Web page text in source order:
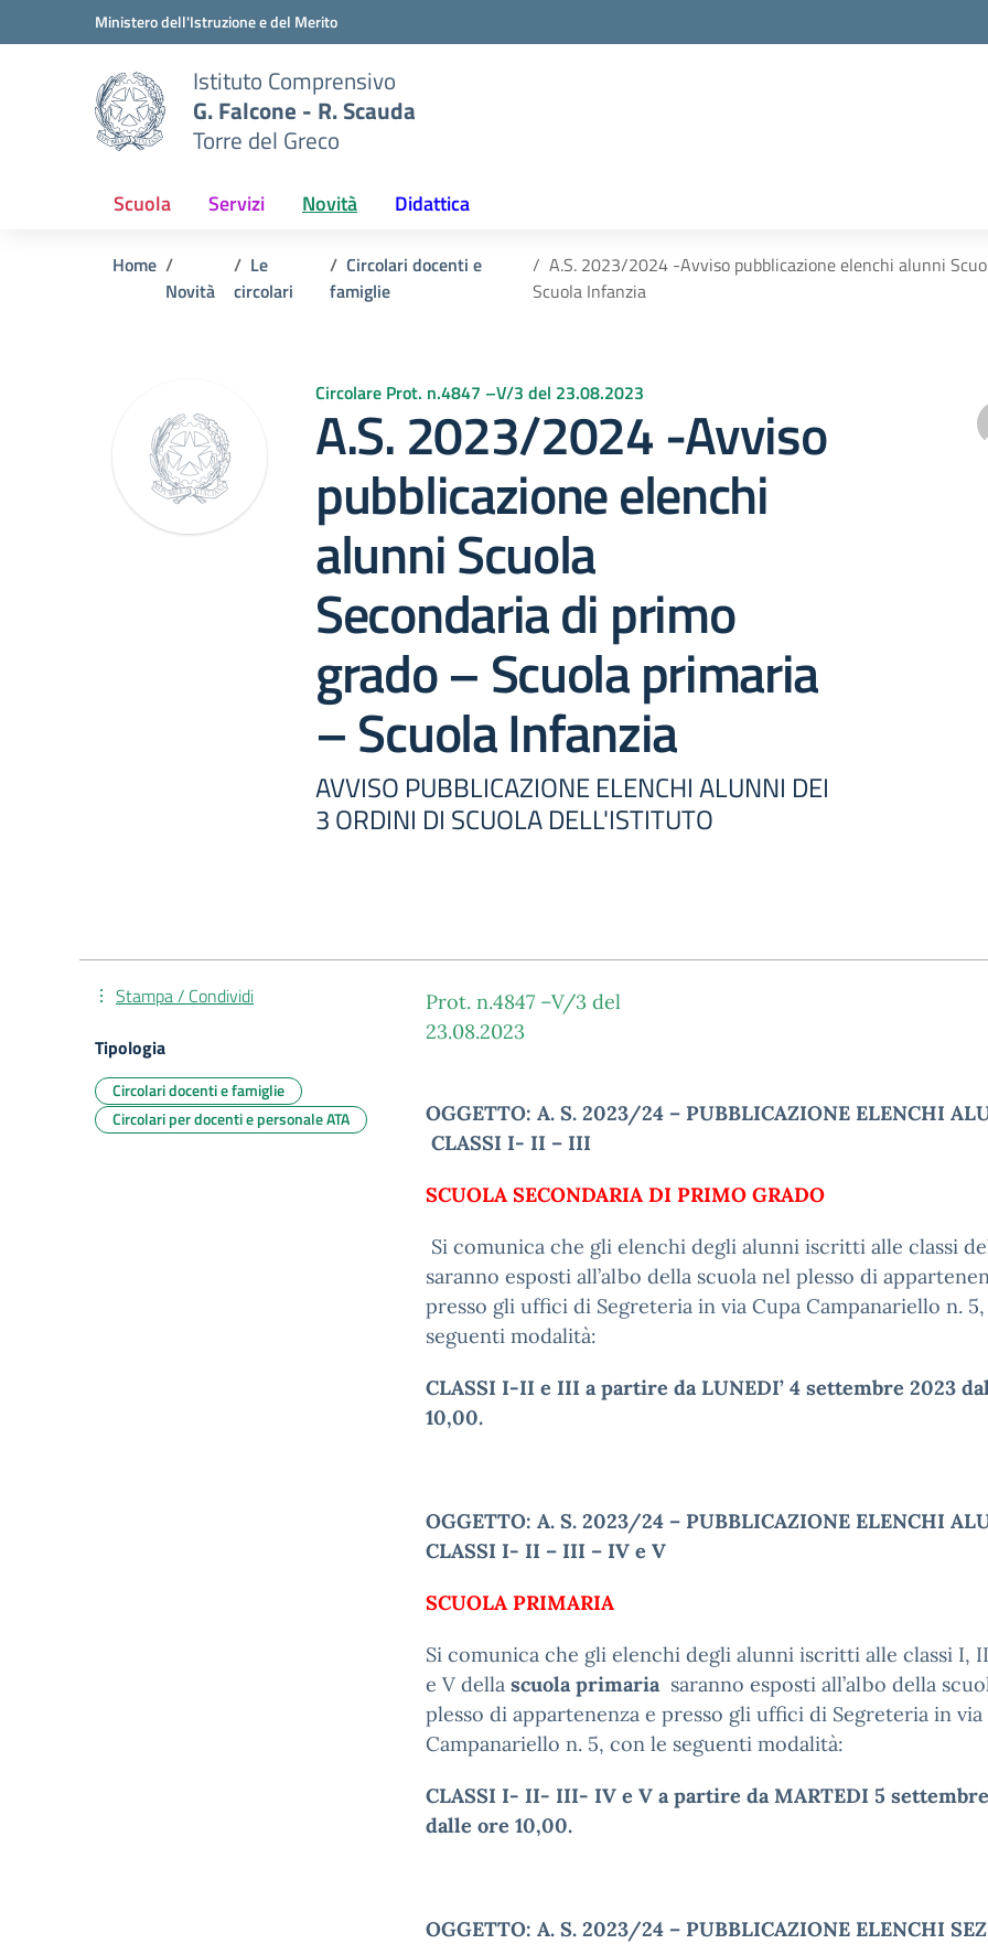
Vai ai contenuti
Vai al menu di navigazioneMinistero dell'Istruzione e del Merito
Istituto Comprensivo
G. Falcone - R. Scauda
Torre del Greco
Scuola Servizi Novità Didattica
Home
Novità
Le
circolari
Circolari docenti e
famiglie
A.S. 2023/2024 -Avviso pubblicazione elenchi alunni
Scuola Infanzia
Circolare Prot. n.4847 –V/3 del 23.08.2023
A.S. 2023/2024 -Avviso
pubblicazione elenchi
alunni Scuola
Secondaria di primo
grado – Scuola primaria
– Scuola Infanzia
AVVISO PUBBLICAZIONE ELENCHI ALUNNI DEI
3 ORDINI DI SCUOLA DELL'ISTITUTO
Prot. n.4847 –V/3 del
23.08.2023
OGGETTO: A. S. 2023/24 – PUBBLICAZIONE ELENCHI
CLASSI I- II – III
SCUOLA SECONDARIA DI PRIMO GRADO
Si comunica che gli elenchi degli alunni iscritti alle classi
saranno esposti all’albo della scuola nel plesso di
presso gli uffici di Segreteria in via Cupa Campanariello n.
seguenti modalità:
CLASSI I-II e III a partire da LUNEDI’ 4 settembre 2023
10,00.
OGGETTO: A. S. 2023/24 – PUBBLICAZIONE ELENCHI
CLASSI I- II – III – IV e V
SCUOLA PRIMARIA
Si comunica che gli elenchi degli alunni iscritti alle classi I,
e V della scuola primaria saranno esposti all’albo della
plesso di appartenenza e presso gli uffici di Segreteria in via
Campanariello n. 5, con le seguenti modalità:
CLASSI I- II- III- IV e V a partire da MARTEDI 5
dalle ore 10,00.
OGGETTO: A. S. 2023/24 – PUBBLICAZIONE ELENCHI
Stampa / Condividi
Tipologia
Circolari docenti e famiglie
Circolari per docenti e personale ATA